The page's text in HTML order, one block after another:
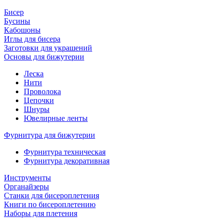
Бисер
Бусины
Кабошоны
Иглы для бисера
Заготовки для украшений
Основы для бижутерии
Леска
Нити
Проволока
Цепочки
Шнуры
Ювелирные ленты
Фурнитура для бижутерии
Фурнитура техническая
Фурнитура декоративная
Инструменты
Органайзеры
Станки для бисероплетения
Книги по бисероплетению
Наборы для плетения